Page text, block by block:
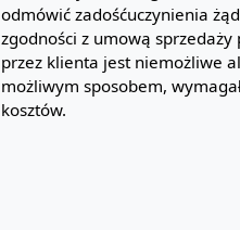
odmówić zadośćuczynienia
zgodności z umową
przez klienta jest niemożliwe
możliwym sposobem,
kosztów.